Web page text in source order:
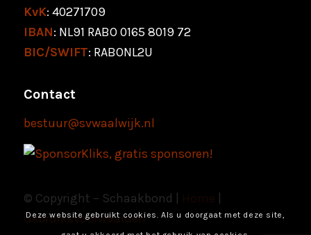
KvK: 40271709
IBAN: NL91 RABO 0165 8019 72
BIC/SWIFT: RABONL2U
Contact
bestuur@svwaalwijk.nl
© Copyright – Schaakbond |
Gebruiksvoorwaarden
Deze website gebruikt cookies. Als u doorgaat met deze site,